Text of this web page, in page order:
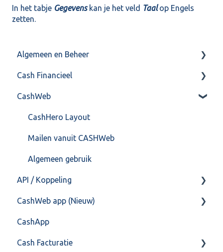
In het tabje Gegevenskan je het veld Taalop Engels
zetten.
Algemeen en Beheer
Bank(koppeling)
Import/Export
Postbus
Training & Consultancy
Overig
Cash Financieel
Boekhoud
Fiscaal
Overig
CashWeb
CashHero Layout
Mailen vanuit CASHWeb
Algemeen gebruik
API / Koppeling
Algemeen
Api 3.0 (SOAP API)
API 4.0 (REST API)
CashWeb app (Nieuw)
Veel gestelde vragen
CashApp
Cash Facturatie